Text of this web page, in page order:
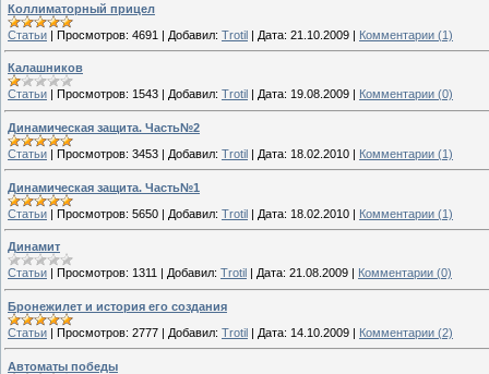
Коллиматорный прицел
Статьи | Просмотров: 4691 | Добавил: Trotil | Дата: 21.10.2009 | Комментарии (1)
Калашников
Статьи
Просмотров: 1543 Добавил: Trotil Дата: 19.08.2009 Комментарии (0)
Динамическая защита. Часть№2
Статьи | Просмотров: 3453 | Добавил: Trotil | Дата: 18.02.2010 | Комментарии (1)
Динамическая защита. Часть№1
Статьи | Просмотров: 5650 | Добавил: Trotil | Дата: 18.02.2010 | Комментарии (1)
Динамит
Статьи
Просмотров: 1311 Добавил: Trotil Дата: 21.08.2009 Комментарии (0)
Бронежилет и история его создания
Статьи | Просмотров: 2777 | Добавил: Trotil | Дата: 14.10.2009 | Комментарии (2)
Автоматы победы